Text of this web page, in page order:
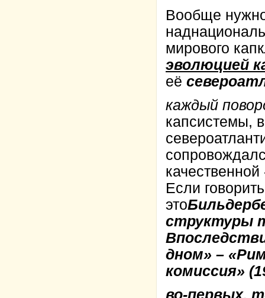
Вообще
мирового
эволюцией
её
каждый
капсистемы,
Если
это
структуры
дном» –
комиссия»
во-первых,